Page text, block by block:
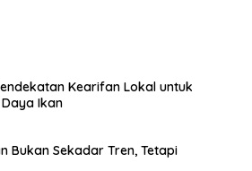
Kearifan Lokal untuk
Ikan
Bukan Sekadar Tren, Tetapi